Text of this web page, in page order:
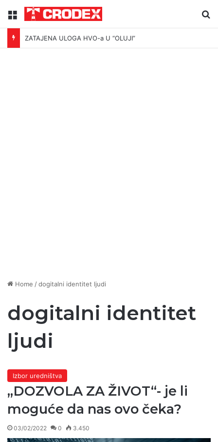
Menu
ZATAJENA ULOGA HVO-a U “OLUJI”
Home /dogitalni identitet ljudi
dogitalni identitet
ljudi
Izbor uredništva
„DOZVOLA ZA ŽIVOT“- je li
moguće da nas ovo čeka?
03/02/2022 0 3.450